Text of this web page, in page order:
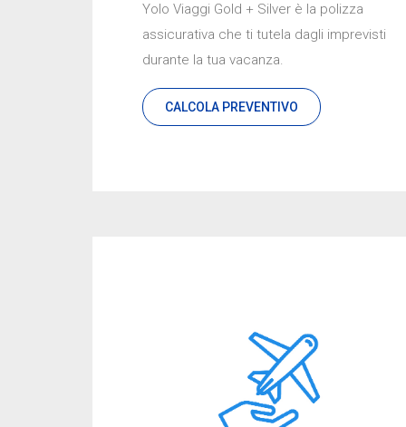
Yolo Viaggi Gold + Silver è la polizza
assicurativa che ti tutela dagli imprevisti
durante la tua vacanza.
CALCOLA PREVENTIVO